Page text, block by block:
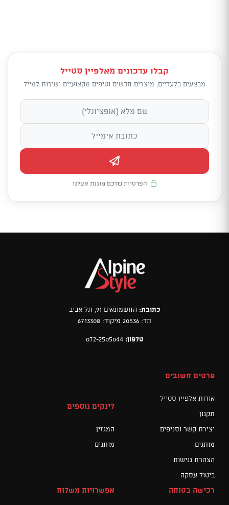
קבלו עדכונים מאלפיין סטייל
מבצעים בלעדיים, מוצרים חדשים וטיפים מקצועיים ישירות למייל
הפרטיות שלכם מוגנת אצלנו
כתובת: החשמונאים 91, תל אביב
תד: 20536 מיקוד: 6713308
טלפון: 072-2505044
פרטים חשובים
אודות אלפיין סטייל
תקנון
יצירת קשר וסניפים
מותגים
הצהרת נגישות
ביטול עסקה
לינקים נוספים
המגזין
מותגים
רכישה בטוחה אפשרויות משלוח